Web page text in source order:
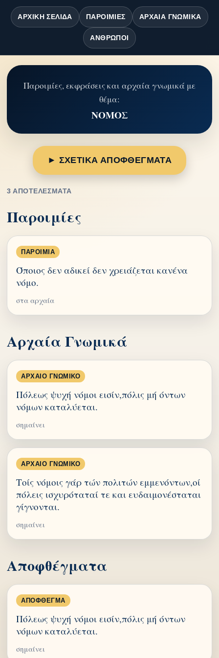
ΑΡΧΙΚΉ ΣΕΛΊΔΑ ΠΑΡΟΙΜΊΕΣ ΑΡΧΑΊΑ ΓΝΩΜΙΚΆ
ΆΝΘΡΩΠΟΙ
Παροιμίες, εκφράσεις και αρχαία γνωμικά με
θέμα:
ΝΟΜΟΣ
► ΣΧΕΤΙΚΑ ΑΠΟΦΘΕΓΜΑΤΑ
3 ΑΠΟΤΕΛΈΣΜΑΤΑ
Παροιμίες
ΠΑΡΟΙΜΊΑ
Όποιος δεν αδικεί δεν χρειάζεται κανένα
νόμο.
στα αρχαία
Αρχαία Γνωμικά
ΑΡΧΑΊΟ ΓΝΩΜΙΚΌ
Πόλεως ψυχή νόμοι εισίν,πόλις μή όντων
νόμων καταλύεται.
σημαίνει
ΑΡΧΑΊΟ ΓΝΩΜΙΚΌ
Τοίς νόμοις γάρ τών πολιτών εμμενόντων,οί
πόλεις ισχυρόταταί τε και ευδαιμονέσταται
γίγνονται.
σημαίνει
Αποφθέγματα
ΑΠΌΦΘΕΓΜΑ
Πόλεως ψυχή νόμοι εισίν,πόλις μή όντων
νόμων καταλύεται.
σημαίνει